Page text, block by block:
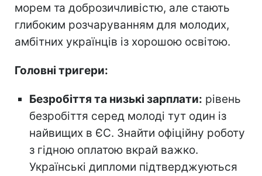
морем та доброзичливістю, але стають
глибоким розчаруванням для молодих,
амбітних українців із хорошою освітою.
Головні тригери:
Безробіття та низькі зарплати: рівень
безробіття серед молоді тут один із
найвищих в ЄС. Знайти офіційну роботу
з гідною оплатою вкрай важко.
Українські дипломи підтверджуються